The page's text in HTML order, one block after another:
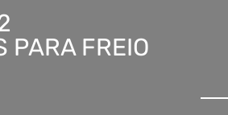
PARA FREIO